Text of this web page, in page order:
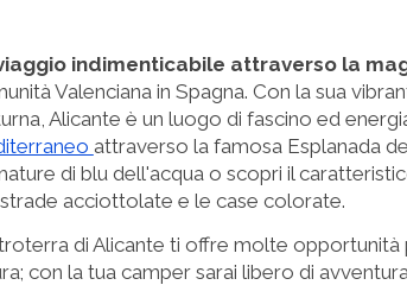
indimenticabile attraverso la
Valenciana in Spagna. Con la sua
Alicante è un luogo di fascino ed
attraverso la famosa Esplanada
di blu dell'acqua o scopri il
acciottolate e le case colorate.
di Alicante ti offre molte
con la tua camper sarai libero di